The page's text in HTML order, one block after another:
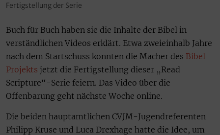
Fertigstellung der Serie
Buch für Buch haben sie die Inhalte der Bibel in
verständlichen Videos erklärt. Etwa zweieinhalb Jahre
nach dem Startschuss konnten die Macher des Bibel
Projekts jetzt die Fertigstellung dieser „Read
Scripture“-Serie feiern. Das Video über die
Offenbarung geht nächste Woche online.
Die beiden hauptamtlichen CVJM-Jugendreferenten
Philipp Kruse und Luca Drexhage hatte die Idee, um